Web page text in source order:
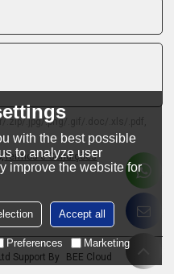
.zip/.jpg/.png/.gif/.doc/.xls/.pdf,
Termos e Condições
Support By BEE Cloud
with the best possible
to analyze user
improve the website for
Accept all
Preferences Marketing